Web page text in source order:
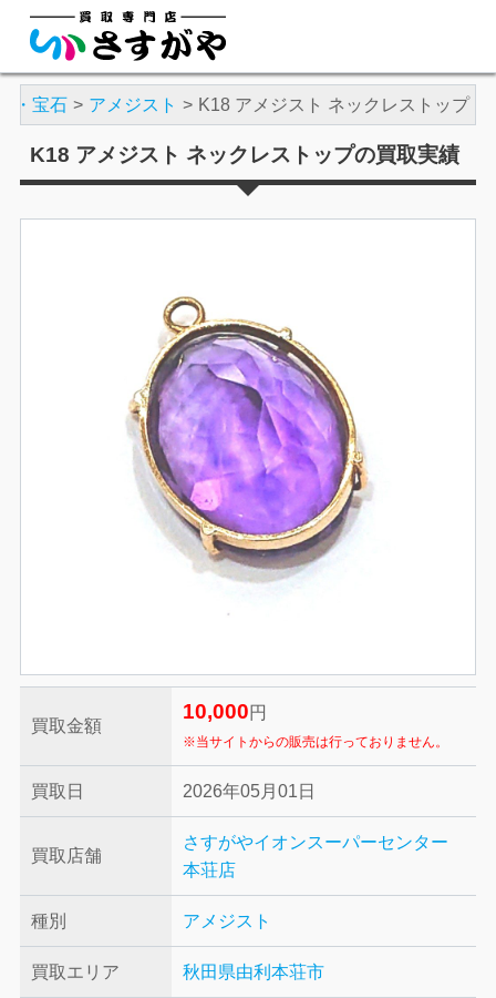
・宝石 アメジスト K18 アメジスト ネックレストップ
K18 アメジスト ネックレストップの買取実績
買取金額
10,000 円
※当サイトからの販売は行っておりません。
買取日 2026年05月01日
買取店舗
さすがやイオンスーパーセンター
本荘店
種別 アメジスト
買取エリア 秋田県由利本荘市